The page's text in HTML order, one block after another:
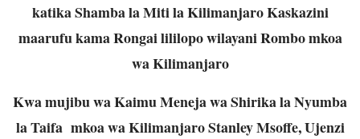
katika Shamba la Miti la Kilimanjaro Kaskazini
maarufu kama Rongai lililopo wilayani Rombo mkoa
wa Kilimanjaro
Kwa mujibu wa Kaimu Meneja wa Shirika la Nyumba
la Taifa mkoa wa Kilimanjaro Stanley Msoffe, Ujenzi